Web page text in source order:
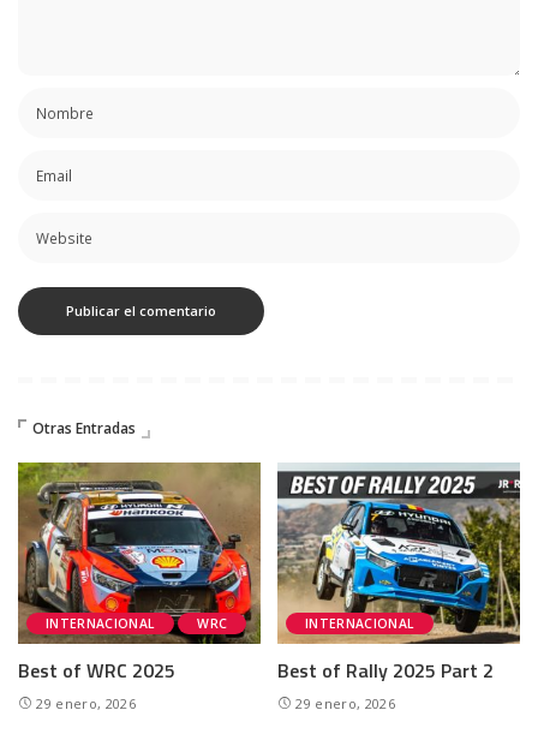
Otras Entradas
INTERNACIONAL WRC
Best of WRC 2025
29 enero, 2026
INTERNACIONAL
Best of Rally 2025 Part 2
29 enero, 2026